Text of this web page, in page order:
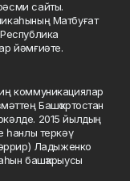
сайты.
Матбуғат
йәмғиәте.
коммуникациялар
Башҡортостан
2015 йылдың
һанлы теркәү
Ладыженко
башҡарыусы